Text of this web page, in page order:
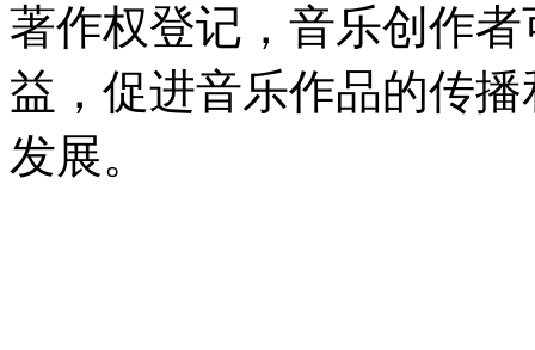
著作权登记，音乐创作
益，促进音乐作品的传
发展。